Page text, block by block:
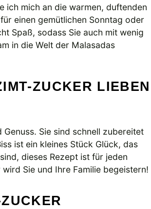
ich mich an die warmen, duftenden
einen gemütlichen Sonntag oder
Spaß, sodass Sie auch mit wenig
in die Welt der Malasadas
ZUCKER LIEBEN
Sie sind schnell zubereitet
ist ein kleines Stück Glück, das
dieses Rezept ist für jeden
Sie und Ihre Familie begeistern!